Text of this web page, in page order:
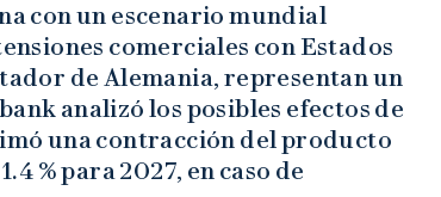
con un escenario mundial
comerciales con Estados
de Alemania, representan un
analizó los posibles efectos de
una contracción del producto
% para 2027, en caso de